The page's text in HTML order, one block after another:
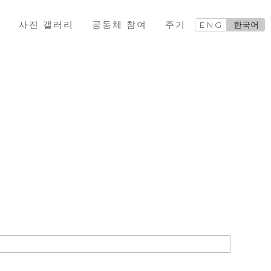
사진 갤러리 공동체 참여 주기 ENG 한국어